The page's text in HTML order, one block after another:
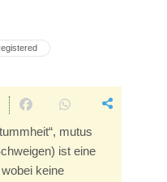
mutus
ist eine
keine